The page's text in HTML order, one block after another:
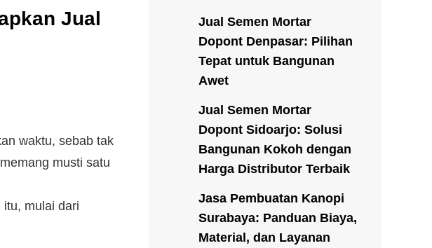
Jual
waktu, sebab tak
musti satu
mulai dari
Jual Semen Mortar
Dopont Denpasar: Pilihan
Tepat untuk Bangunan
Awet
Jual Semen Mortar
Dopont Sidoarjo: Solusi
Bangunan Kokoh dengan
Harga Distributor Terbaik
Jasa Pembuatan Kanopi
Surabaya: Panduan Biaya,
Material, dan Layanan